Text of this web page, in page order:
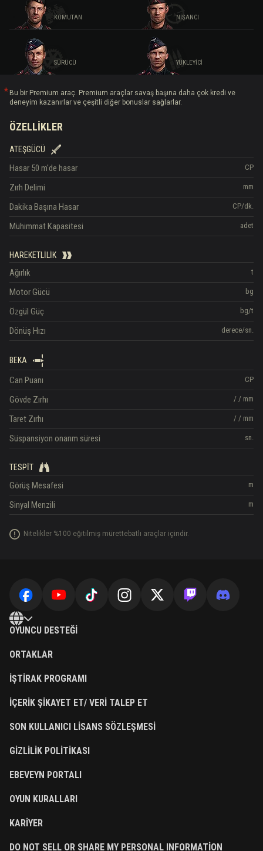
KOMUTAN NIŞANCI
SÜRÜCÜ YÜKLEYICI
Bu bir Premium araç. Premium araçlar savaş başına daha çok kredi ve
deneyim kazanırlar ve çeşitli diğer bonuslar sağlarlar.
ÖZELLIKLER
ATEŞGÜCÜ
CP
Hasar 50 m'de hasar
mm
Zırh Delimi
CP/dk.
Dakika Başına Hasar
adet
Mühimmat Kapasitesi
HAREKETLILIK
t
Ağırlık
bg
Motor Gücü
bg/t
Özgül Güç
derece/sn.
Dönüş Hızı
BEKA
CP
Can Puanı
/ / mm
Gövde Zırhı
/ / mm
Taret Zırhı
sn.
Süspansiyon onarım süresi
TESPIT
m
Görüş Mesafesi
m
Sinyal Menzili
Nitelikler %100 eğitilmiş mürettebatlı araçlar içindir.
OYUNCU DESTEĞI
ORTAKLAR
İŞTIRAK PROGRAMI
İÇERIK ŞIKAYET ET/ VERI TALEP ET
SON KULLANICI LISANS SÖZLEŞMESI
GIZLILIK POLITIKASI
EBEVEYN PORTALI
OYUN KURALLARI
KARIYER
DO NOT SELL OR SHARE MY PERSONAL INFORMATION